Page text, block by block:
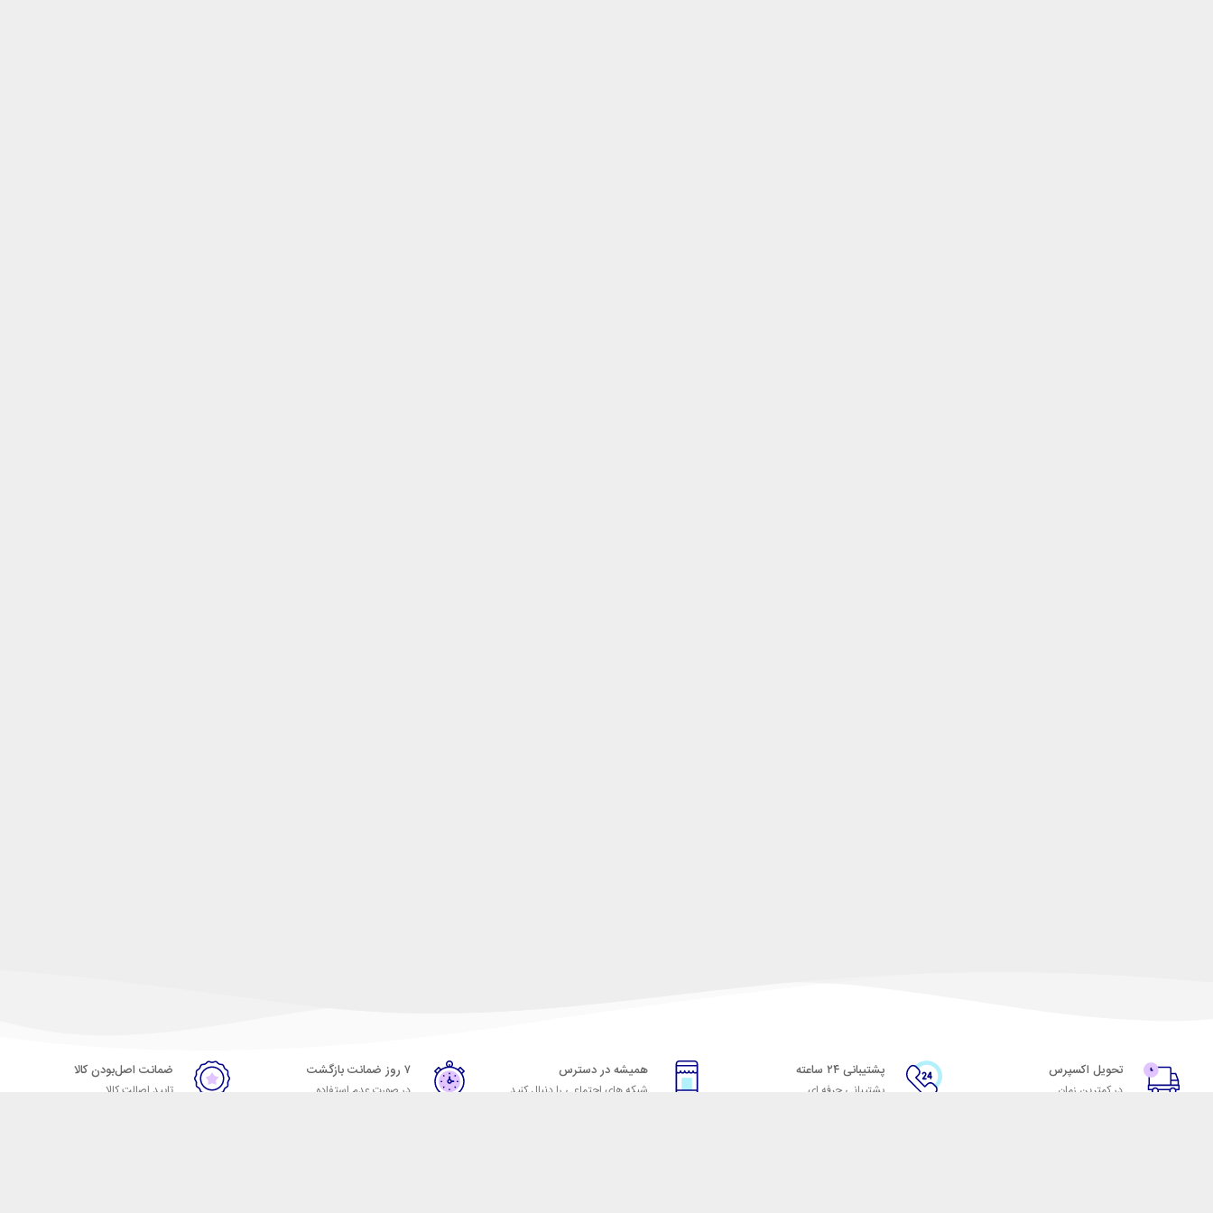
تحویل اکسپرس
در کمترین زمان
پشتیبانی ۲۴ ساعته
پشتیبانی حرفه ای
همیشه در دسترس
شبکه های اجتماعی را دنبال کنید
۷ روز ضمانت بازگشت
در صورت عدم استفاده
ضمانت اصل‌بودن کالا
تایید اصالت کالا